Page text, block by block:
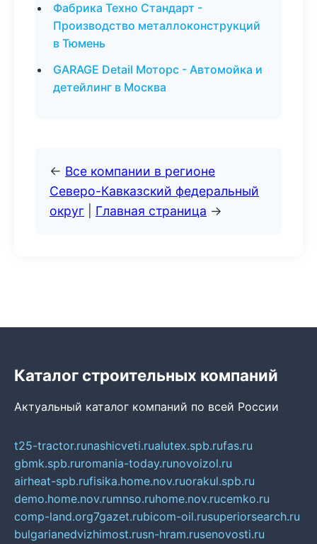
Фабрика Техно Стандарт -
Производство металлоконструкций
в Тюмень
GARAGE Detail Моторс - Автомойка и
детейлинг в Москва
← Все компании в регионе
Северо-Кавказский федеральный
округ
Главная страница →
Каталог строительных компаний
Актуальный каталог компаний по всей России
t25-tractor.runashicveti.rualutex.spb.rufas.ru
gbmk.spb.ruromania-today.runovoizol.ru
airheat-spb.rufisika.home.nov.ruorakul.spb.ru
demo.home.nov.rumnso.ruhome.nov.rucemko.ru
comp-land.org7gazet.rubicom-oil.rusuperiorsearch.ru
bulgarianedvizhimost.rusn-hram.rusenovosti.ru